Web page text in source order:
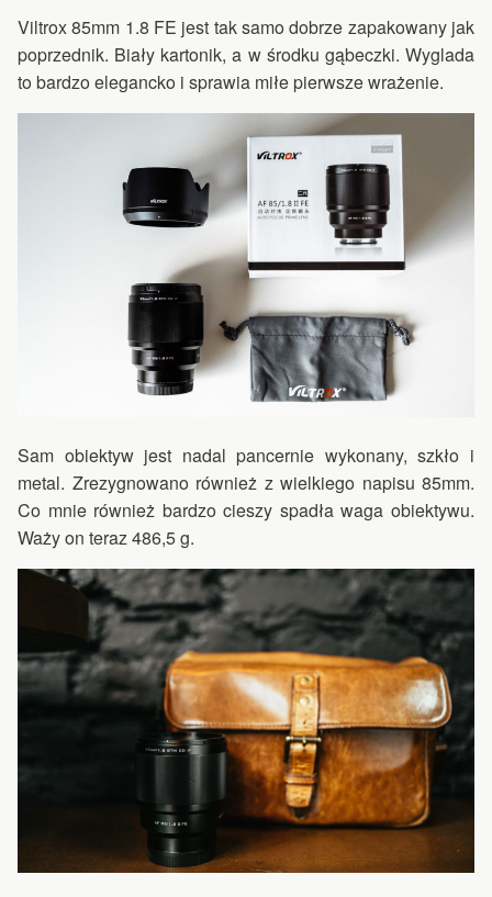
Viltrox 85mm 1.8 FE jest tak samo dobrze zapakowany jak
poprzednik. Biały kartonik, a w środku gąbeczki. Wyglada
to bardzo elegancko i sprawia miłe pierwsze wrażenie.
Sam obiektyw jest nadal pancernie wykonany, szkło i
metal. Zrezygnowano również z wielkiego napisu 85mm.
Co mnie również bardzo cieszy spadła waga obiektywu.
Waży on teraz 486,5 g.